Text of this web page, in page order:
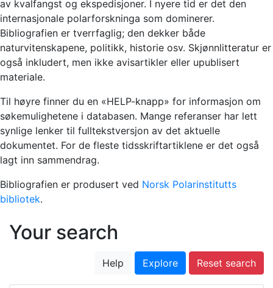
av kvalfangst og ekspedisjoner. I nyere tid er det den
internasjonale polarforskninga som dominerer.
Bibliografien er tverrfaglig; den dekker både
naturvitenskapene, politikk, historie osv. Skjønnlitteratur er
også inkludert, men ikke avisartikler eller upublisert
materiale.
Til høyre finner du en «HELP-knapp» for informasjon om
søkemulighetene i databasen. Mange referanser har lett
synlige lenker til fulltekstversjon av det aktuelle
dokumentet. For de fleste tidsskriftartiklene er det også
lagt inn sammendrag.
Bibliografien er produsert ved Norsk Polarinstitutts
bibliotek.
Your search
Help Explore Reset search